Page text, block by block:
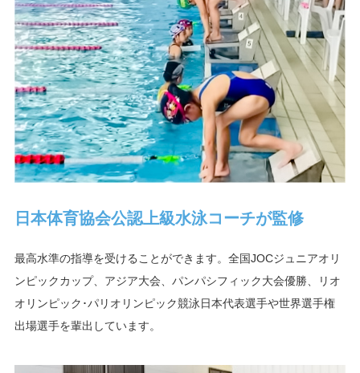
日本体育協会公認上級水泳コーチが監修
最高水準の指導を受けることができます。全国JOCジュニアオリ
ンピックカップ、アジア大会、パンパシフィック大会優勝、リオ
オリンピック･パリオリンピック競泳日本代表選手や世界選手権
出場選手を輩出しています。